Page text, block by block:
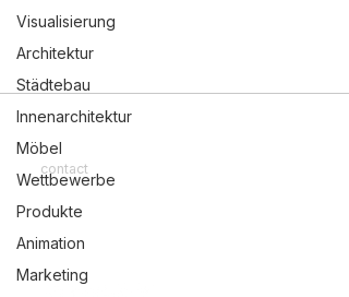
Visualisierung
Architektur
Städtebau
Innenarchitektur
Möbel
Wettbewerbe
Produkte
Animation
Marketing
contact
imprint